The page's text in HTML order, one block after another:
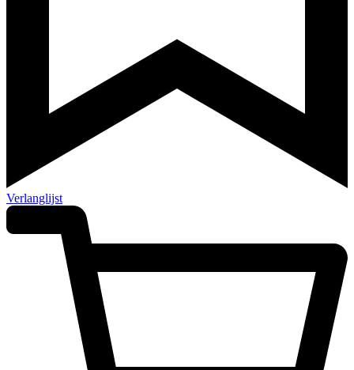
Verlanglijst